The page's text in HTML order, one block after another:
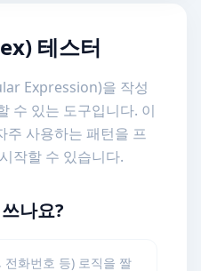
테스터
Expression)을 작성
수 있는 도구입니다. 이
주 사용하는 패턴을 프
작할 수 있습니다.
나요?
전화번호 등) 로직을 짤